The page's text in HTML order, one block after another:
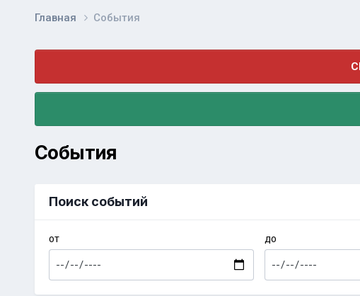
Главная События
События
Поиск событий
ОТ ДО